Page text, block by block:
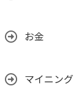
お金
マイニング